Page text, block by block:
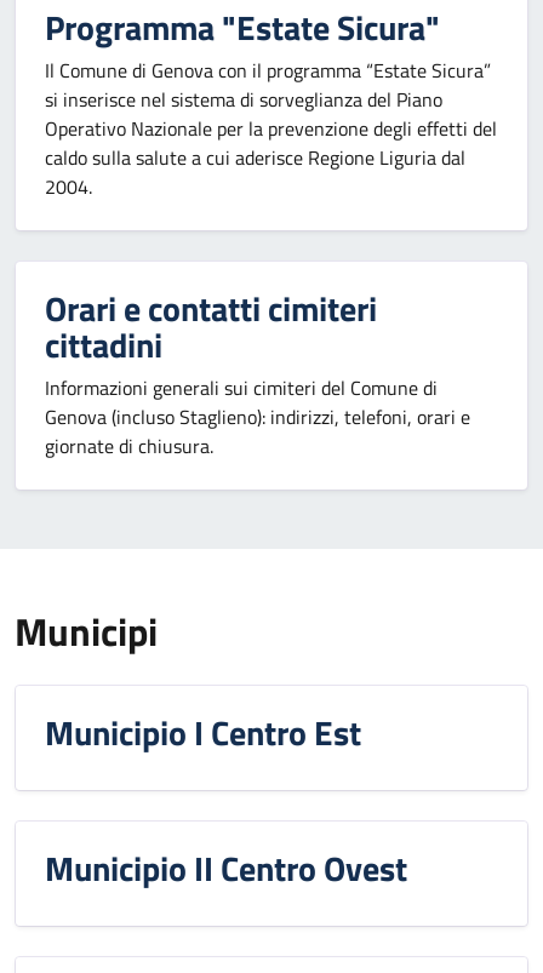
Programma "Estate Sicura"
Il Comune di Genova con il programma “Estate Sicura”
si inserisce nel sistema di sorveglianza del Piano
Operativo Nazionale per la prevenzione degli effetti del
caldo sulla salute a cui aderisce Regione Liguria dal
2004.
Orari e contatti cimiteri
cittadini
Informazioni generali sui cimiteri del Comune di
Genova (incluso Staglieno): indirizzi, telefoni, orari e
giornate di chiusura.
Municipi
Municipio I Centro Est
Municipio II Centro Ovest